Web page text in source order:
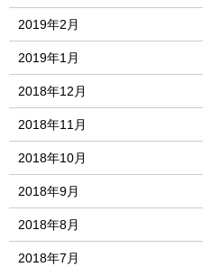
2019年2月
2019年1月
2018年12月
2018年11月
2018年10月
2018年9月
2018年8月
2018年7月